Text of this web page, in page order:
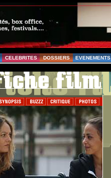
CELEBRITES DOSSIERS EVENEMENTS